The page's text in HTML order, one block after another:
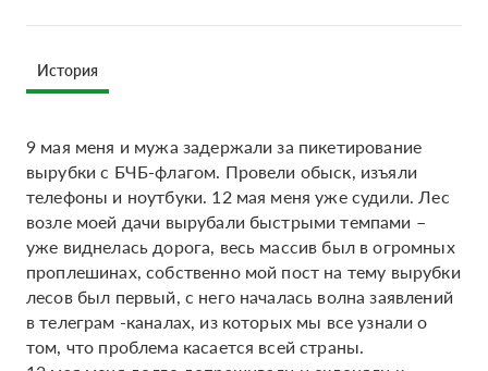
История
9 мая меня и мужа задержали за пикетирование
вырубки с БЧБ-флагом. Провели обыск, изъяли
телефоны и ноутбуки. 12 мая меня уже судили. Лес
возле моей дачи вырубали быстрыми темпами –
уже виднелась дорога, весь массив был в огромных
проплешинах, собственно мой пост на тему вырубки
лесов был первый, с него началась волна заявлений
в телеграм -каналах, из которых мы все узнали о
том, что проблема касается всей страны.